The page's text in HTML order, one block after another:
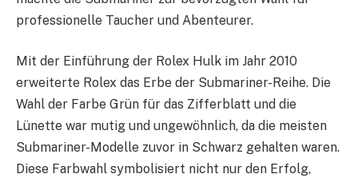
professionelle Taucher und Abenteurer.
Mit der Einführung der Rolex Hulk im Jahr 2010
erweiterte Rolex das Erbe der Submariner-Reihe. Die
Wahl der Farbe Grün für das Zifferblatt und die
Lünette war mutig und ungewöhnlich, da die meisten
Submariner-Modelle zuvor in Schwarz gehalten waren.
Diese Farbwahl symbolisiert nicht nur den Erfolg,